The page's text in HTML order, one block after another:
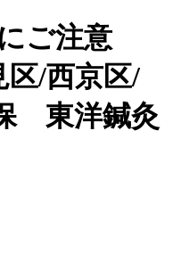
ご注意
/西京区/
東洋鍼灸